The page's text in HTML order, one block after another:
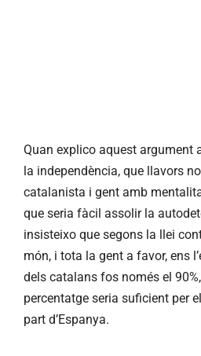
Quan explico aquest argument
la independència, que llavors
catalanista i gent amb
que seria fàcil assolir la
insisteixo que segons la llei
món, i tota la gent a favor, ens
dels catalans fos només el
percentatge seria suficient per
part d’Espanya.